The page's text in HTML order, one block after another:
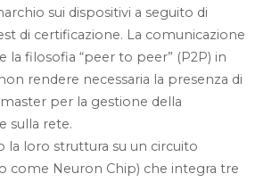
sui dispositivi a seguito di
di certificazione. La comunicazione
la filosofia “peer to peer” (P2P) in
rendere necessaria la presenza di
per la gestione della
sulla rete.
la loro struttura su un circuito
come Neuron Chip) che integra tre